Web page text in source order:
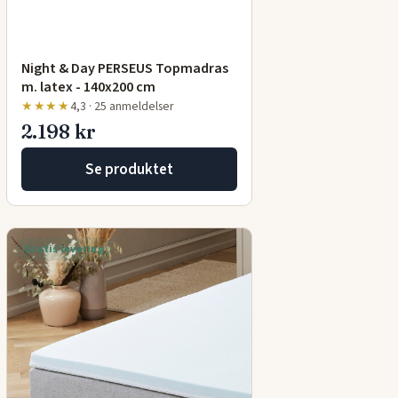
Night & Day PERSEUS Topmadras
m. latex - 140x200 cm
★★★★4,3 · 25 anmeldelser
2.198 kr
Se produktet
Gratis levering